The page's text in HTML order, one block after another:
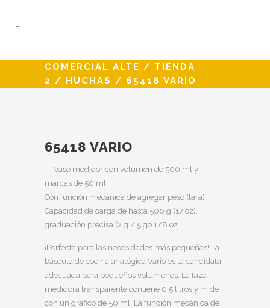
COMERCIAL ALTE / TIENDA
2 / HUCHAS / 65418 VARIO
65418 VARIO
Vaso medidor con volumen de 500 ml y
marcas de 50 ml
Con función mecánica de agregar peso (tara)
Capacidad de carga de hasta 500 g (17 oz),
graduación precisa (2 g / 5 go 1/8 oz
¡Perfecta para las necesidades más pequeñas! La
báscula de cocina analógica Vario es la candidata
adecuada para pequeños volúmenes. La taza
medidora transparente contiene 0,5 litros y mide
con un gráfico de 50 ml. La función mecánica de